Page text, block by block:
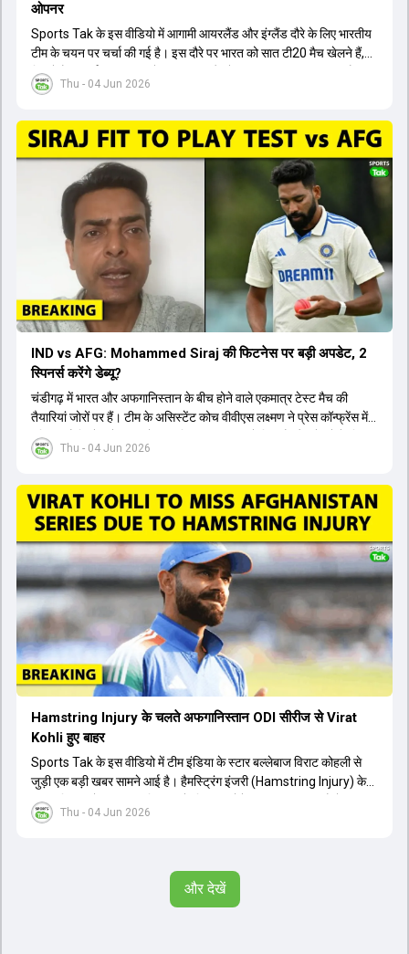
Thu - 04 Jun 2026
ओपनर
Sports Tak के इस वीडियो में आगामी आयरलैंड और इंग्लैंड दौरे के लिए भारतीय
टीम के चयन पर चर्चा की गई है। इस दौरे पर भारत को सात टी20 मैच खेलने हैं,
जिसमें वैभव सूर्यवंशी का टीम में चुना जाना और डेब्यू करना तय माना जा रहा है।
हालांकि, अभिषेक शर्मा और संजू सैमसन ही टीम के फर्स्ट चॉइस ओपनर बने रहेंगे,
नंबर तीन और श्रेयस अय्यर नंबर चार पर खेलेंगे। वहीं, रजत पाटीदार फिलहाल
टी20 टीम की योजना से बाहर हैं, लेकिन वह टेस्ट क्रिकेट में वापसी कर सकते हैं।
Thu - 04 Jun 2026
IND vs AFG: Mohammed Siraj की फिटनेस पर बड़ी अपडेट, 2
स्पिनर्स करेंगे डेब्यू?
चंडीगढ़ में भारत और अफगानिस्तान के बीच होने वाले एकमात्र टेस्ट मैच की
तैयारियां जोरों पर हैं। टीम के असिस्टेंट कोच वीवीएस लक्ष्मण ने प्रेस कॉन्फ्रेंस में
पुष्टि की है कि तेज गेंदबाज मोहम्मद सिराज पूरी तरह से फिट हैं और खेलने के लिए
उपलब्ध हैं। आईपीएल के दौरान लगी चोट के कारण उनके खेलने पर संदेह था,
सुथार और हर्ष दुबे को कुलदीप यादव और वाशिंगटन सुंदर के साथ प्लेइंग 11 में मौका
मिलने की प्रबल संभावना है। कप्तान शुभमन गिल विकेट की स्थिति को ध्यान में
रखते हुए अंतिम 11 का फैसला करेंगे। टीम में यशस्वी जायसवाल, केएल राहुल,
ऋषभ पंत और ध्रुव जुरेल जैसे खिलाड़ी भी शामिल हैं। यह टेस्ट मैच विश्व टेस्ट
चैंपियनशिप चक्र का हिस्सा नहीं है, लेकिन भारतीय टीम के लिए काफी महत्वपूर्ण
है। अंत में फैंस के सवालों का जवाब देते हुए टी20 कप्तानी और हेड कोच गौतम
गंभीर से जुड़ी जानकारी भी साझा की गई।
Thu - 04 Jun 2026
Hamstring Injury के चलते अफगानिस्तान ODI सीरीज से Virat
Kohli हुए बाहर
Sports Tak के इस वीडियो में टीम इंडिया के स्टार बल्लेबाज विराट कोहली से
जुड़ी एक बड़ी खबर सामने आई है। हैमस्ट्रिंग इंजरी (Hamstring Injury) के
कारण विराट कोहली अफगानिस्तान के खिलाफ होने वाली आगामी तीन मैचों की
वनडे सीरीज से बाहर हो गए हैं। भारत और अफगानिस्तान के बीच इस वनडे सीरीज
खत्म हुए आईपीएल में शानदार प्रदर्शन करने वाले विराट कोहली का इस सीरीज से
बाहर होना भारतीय फैंस के लिए एक बहुत बड़ा झटका है। यह वनडे सीरीज 2027
और देखें